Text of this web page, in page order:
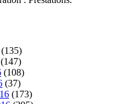
(135)
(147)
(108)
(37)
(173)